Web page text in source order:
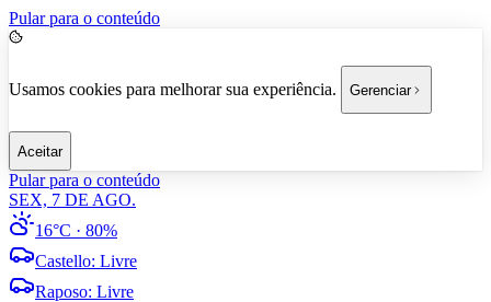
Pular para o conteúdo
Usamos cookies para melhorar sua experiência. Gerenciar
Aceitar
Pular para o conteúdo
SEX, 7 DE AGO.
16°C · 80%
Castello: Livre
Raposo: Livre